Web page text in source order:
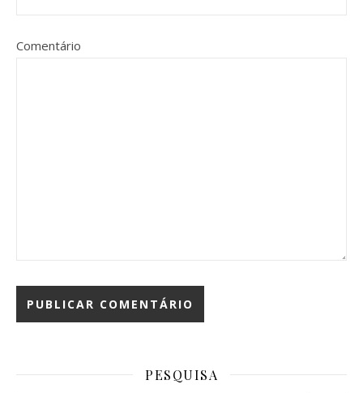
Comentário
PESQUISA